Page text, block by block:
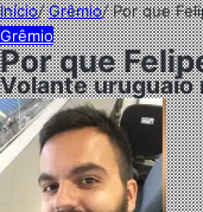
Início/Grêmio/Por que
Grêmio
Por que
Volante uruguaio